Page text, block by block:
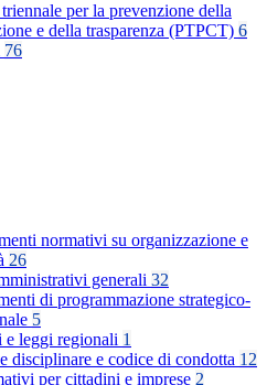
per la prevenzione della
e della trasparenza (PTPCT) 6
76
normativi su organizzazione e
26
generali 32
di programmazione strategico-
5
e leggi regionali 1
disciplinare e codice di condotta 12
per cittadini e imprese 2